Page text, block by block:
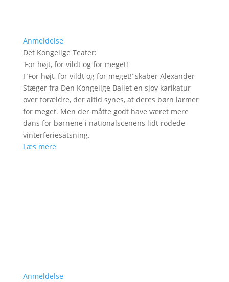
Anmeldelse
Det Kongelige Teater:
'For højt, for vildt og for meget!'
I ’For højt, for vildt og for meget!’ skaber Alexander
Stæger fra Den Kongelige Ballet en sjov karikatur
over forældre, der altid synes, at deres børn larmer
for meget. Men der måtte godt have været mere
dans for børnene i nationalscenens lidt rodede
vinterferiesatsning.
Læs mere
Anmeldelse